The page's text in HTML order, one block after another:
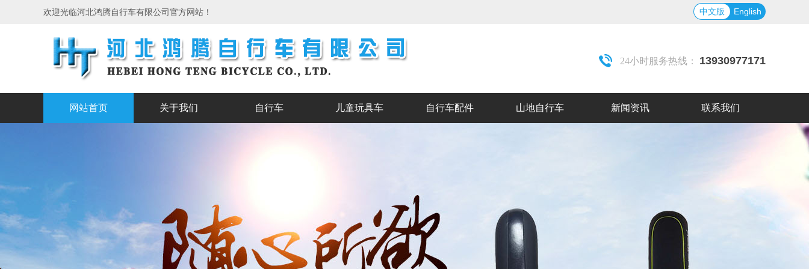
欢迎光临河北鸿腾自行车有限公司官方网站！ 中文版 English
中文版
24小时服务热线： 13930977171
网站首页 关于我们 自行车 儿童玩具车 自行车配件 山地自行车 新闻资讯 联系我们